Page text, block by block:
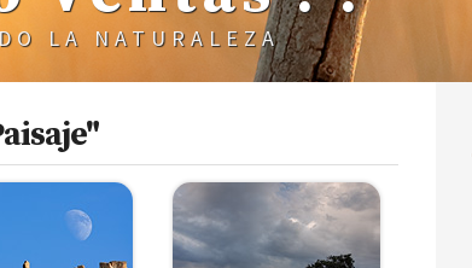
LA NATURALEZA